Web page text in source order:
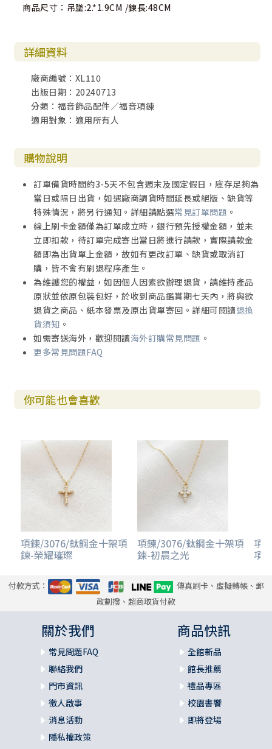
商品尺寸：吊墜:2.*1.9CM /鍊長:48CM
詳細資料
廠商編號：XL110
出版日期：20240713
分類：福音飾品配件／福音項鍊
適用對象：適用所有人
購物說明
訂單備貨時間約3-5天不包含週末及國定假日，庫存足夠為
當日或隔日出貨，如遇廠商調貨時間延長或絕版、缺貨等
特殊情況，將另行通知。詳細請點選常見訂單問題 。
線上刷卡金額僅為訂單成立時，銀行預先授權金額，並未
立即扣款，待訂單完成寄出當日將進行請款，實際請款金
額即為出貨單上金額，故如有更改訂單、缺貨或取消訂
購，皆不會有刷退程序產生。
為維護您的權益，如因個人因素欲辦理退貨，請維持產品
原狀並依原包裝包好，於收到商品鑑賞期七天內，將與欲
退貨之商品、紙本發票及原出貨單寄回。詳細可閱讀退換
貨須知 。
如需寄送海外，歡迎閱讀海外訂購常見問題 。
更多常見問題FAQ
你可能也會喜歡
項鍊/3076/鈦鋼金十架項
鍊-榮耀璀璨
項鍊/3076/鈦鋼金十架項
鍊-初晨之光
項
項
付款方式：
傳真刷卡、虛擬轉帳、郵
政劃撥、超商取貨付款
關於我們
常見問題FAQ
聯絡我們
門市資訊
徵人啟事
消息活動
隱私權政策
商品快訊
全館新品
館長推薦
禮品專區
校園書饗
即將登場